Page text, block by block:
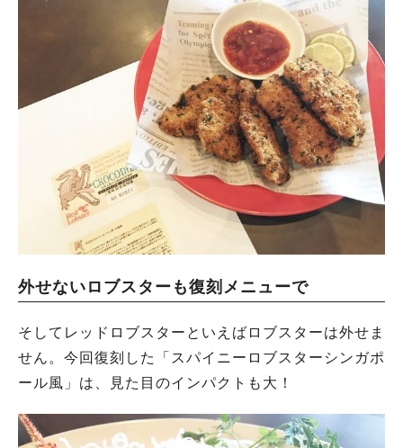
外せないロブスターも復刻メニューで
そしてレッドロブスターといえばロブスターは外せま
せん。今回復刻した「スパイニーロブスターシンガポ
ール風」は、見た目のインパクトも大！